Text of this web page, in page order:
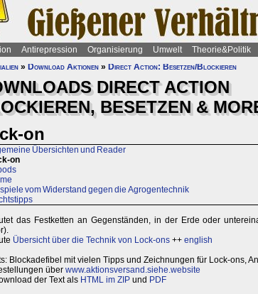
Antirepression Organisierung Umwelt Theorie&Politik
» Download Aktionen » Direct Action: Besetzen/Blockieren
DIRECT ACTION
BESETZEN &
on
Übersichten und Reader
on
vom Widerstand gegen die Agrogentechnik
das Festketten an Gegenständen, in der Erde oder
Übersicht über die Technik von Lock-ons ++ english
Blockadefibel mit vielen Tipps und Zeichnungen für Lock-ons,
über www.aktionsversand.siehe.website
der Text als HTML im ZIP und PDF